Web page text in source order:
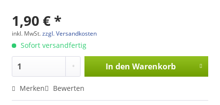
1,90 € *
inkl. MwSt.zzgl. Versandkosten
Sofort versandfertig
In den Warenkorb
Merken Bewerten